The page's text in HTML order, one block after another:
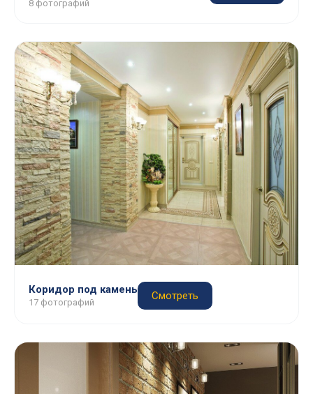
8 фотографий
Коридор под камень
17 фотографий
Смотреть